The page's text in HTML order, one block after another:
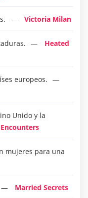
Victoria Milan
Heated
europeos.
Unido y la
mujeres para una
Married Secrets